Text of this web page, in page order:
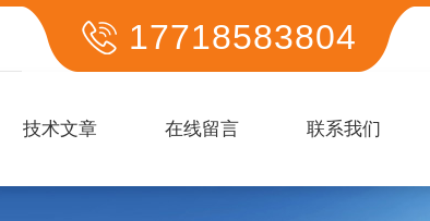
17718583804
技术文章 在线留言 联系我们